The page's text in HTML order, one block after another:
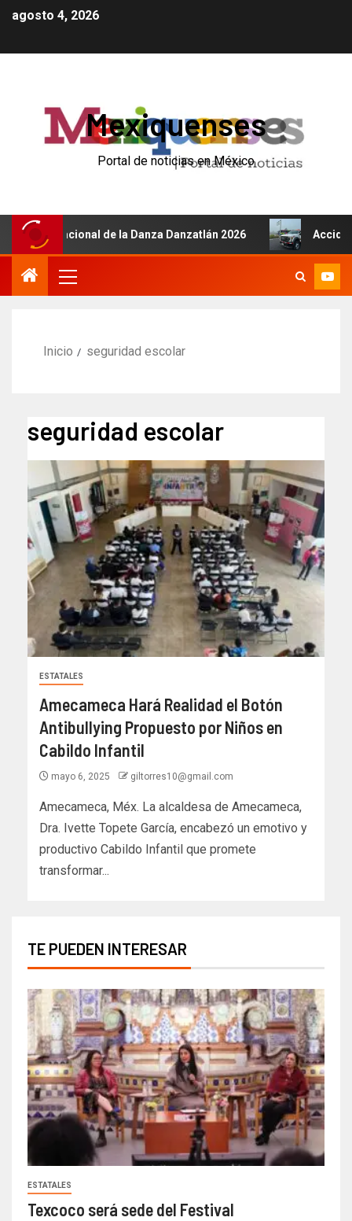
agosto 4, 2026
Mexiquenses
Portal de noticias en México
Internacional de la Danza Danzatlán 2026 Accidente
Inicio seguridad escolar
seguridad escolar
ESTATALES
Amecameca Hará Realidad el Botón
Antibullying Propuesto por Niños en
Cabildo Infantil
mayo 6, 2025 giltorres10@gmail.com
Amecameca, Méx. La alcaldesa de Amecameca,
Dra. Ivette Topete García, encabezó un emotivo y
productivo Cabildo Infantil que promete
transformar...
TE PUEDEN INTERESAR
ESTATALES
Texcoco será sede del Festival